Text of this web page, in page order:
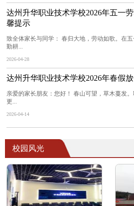
达州升华职业技术学校2026年五一
馨提示
致全体家长与同学： 春归大地，劳动如歌。在
勤耕...
2026-04-28
达州升华职业技术学校2026年春假
亲爱的家长朋友：您好！ 春山可望，草木蔓发
更...
2026-04-14
校园风光